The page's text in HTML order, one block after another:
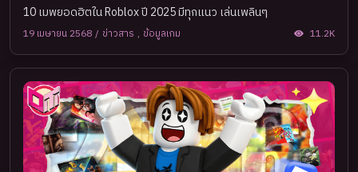
10 เมพยอดฮิตใน Roblox ปี 2025 มีทุกแนว เล่นเพลินๆ
19 เมษายน 2568 / ข่าวสาร , ข้อมูลเกม 11.2K